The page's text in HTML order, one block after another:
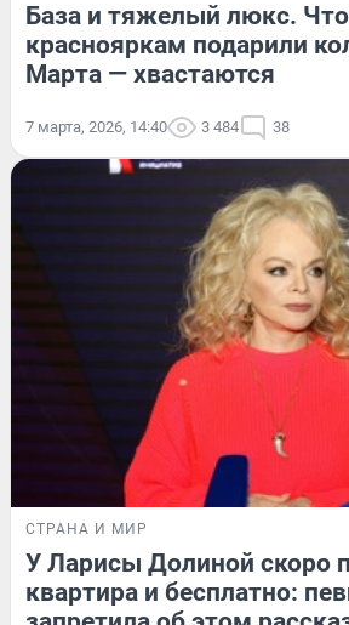
База и тяжелый люкс. Что
краснояркам подарили
Марта — хвастаются
7 марта, 2026, 14:40 3 484 38
СТРАНА И МИР
У Ларисы Долиной скоро
квартира и бесплатно: